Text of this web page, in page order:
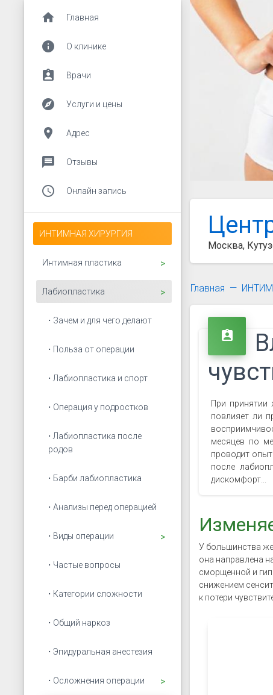
home Главная
info О клинике
assignment_ind Врачи
explore Услуги и цены
place Адрес
message Отзывы
access_time Онлайн запись
ИНТИМНАЯ ХИРУРГИЯ
Открыть подменю
Интимная пластика
Открыть подменю
Лабиопластика
Зачем и для чего делают
Польза от операции
Лабиопластика и спорт
Операция у подростков
Лабиопластика после
родов
Барби лабиопластика
Анализы перед операцией
Открыть подменю
Виды операции
Частые вопросы
Категории сложности
Общий наркоз
Эпидуральная анестезия
Открыть подменю
Осложнения операции
Москва,
Главная
assignment_ind
При принятии
повлияет ли
месяцев по
проводит
после
дискомфорт...
У большинства
она направлена
сморщенной и
снижением
к потери